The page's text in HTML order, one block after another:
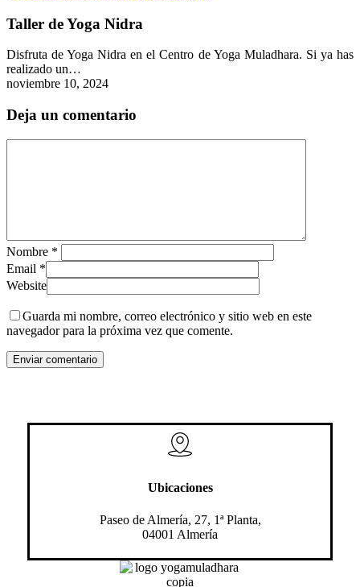
Taller de Yoga Nidra
Disfruta de Yoga Nidra en el Centro de Yoga Muladhara. Si ya has
realizado un…
noviembre 10, 2024
Deja un comentario
Nombre *
Email *
Website
Guarda mi nombre, correo electrónico y sitio web en este
navegador para la próxima vez que comente.
Ubicaciones
Paseo de Almería, 27, 1ª Planta,
04001 Almería